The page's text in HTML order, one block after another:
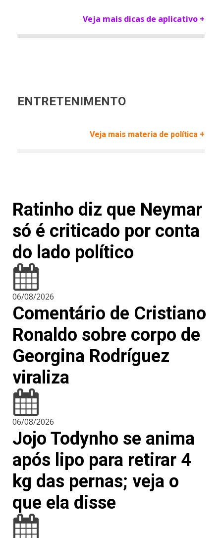
Veja mais dicas de aplicativo +
ENTRETENIMENTO
Veja mais materia de política +
Ratinho diz que Neymar
só é criticado por conta
do lado político
06/08/2026
Comentário de Cristiano
Ronaldo sobre corpo de
Georgina Rodríguez
viraliza
06/08/2026
Jojo Todynho se anima
após lipo para retirar 4
kg das pernas; veja o
que ela disse